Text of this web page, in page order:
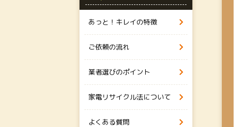
あっと！キレイの特徴
ご依頼の流れ
業者選びのポイント
家電リサイクル法について
よくある質問